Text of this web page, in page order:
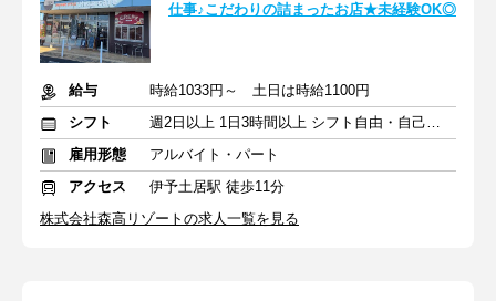
仕事♪こだわりの詰まったお店★未経験OK◎
給与
時給1033円～ 土日は時給1100円
シフト
週2日以上 1日3時間以上 シフト自由・自己申告
雇用形態
アルバイト・パート
アクセス
伊予土居駅 徒歩11分
株式会社森高リゾートの求人一覧を見る